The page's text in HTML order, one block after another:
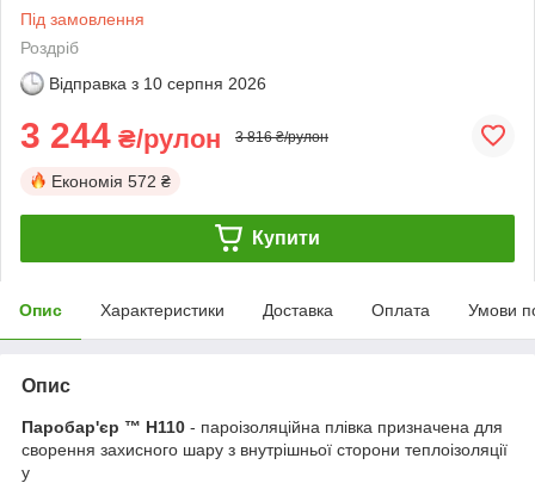
Під замовлення
Роздріб
Відправка з 10 серпня 2026
3 244 ₴/рулон 3 816 ₴/рулон
Економія 572 ₴
Купити
Опис Характеристики Доставка Оплата Умови
Опис
Паробар'єр ™ Н110 - пароізоляційна плівка призначена для
сворення захисного шару з внутрішньої сторони теплоізоляції
у